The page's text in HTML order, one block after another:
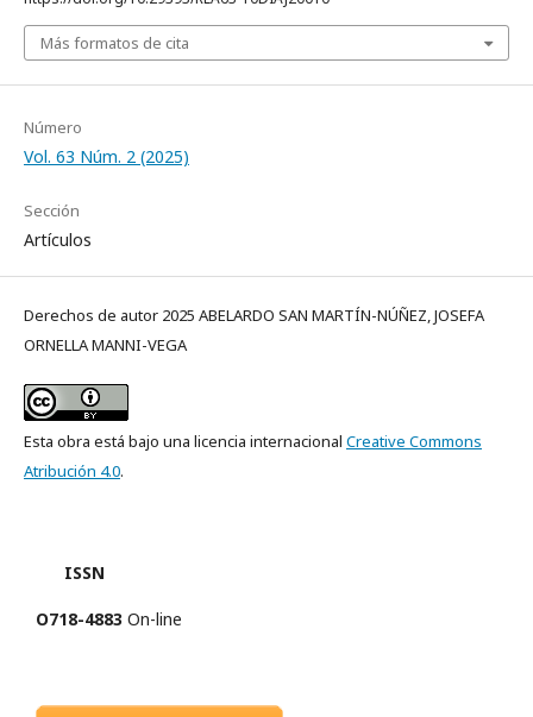
Más formatos de cita
Número
Vol. 63 Núm. 2 (2025)
Sección
Artículos
Derechos de autor 2025 ABELARDO SAN MARTÍN-NÚÑEZ, JOSEFA
ORNELLA MANNI-VEGA
Esta obra está bajo una licencia internacional Creative Commons
Atribución 4.0.
ISSN
O718-4883 On-line